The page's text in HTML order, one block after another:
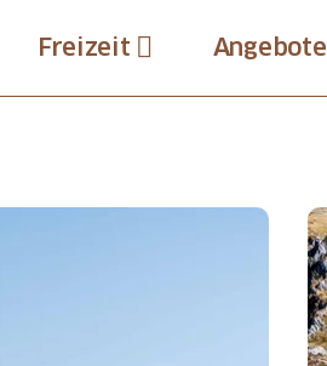
Freizeit Angebote